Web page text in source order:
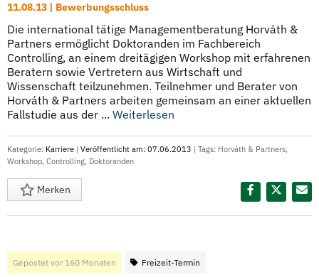
11.08.13 | Bewerbungsschluss
Die international tätige Managementberatung Horváth &
Partners ermöglicht Doktoranden im Fachbereich
Controlling, an einem dreitägigen Workshop mit erfahrenen
Beratern sowie Vertretern aus Wirtschaft und
Wissenschaft teilzunehmen. Teilnehmer und Berater von
Horváth & Partners arbeiten gemeinsam an einer aktuellen
Fallstudie aus der ... Weiterlesen
Kategorie: Karriere | Veröffentlicht am: 07.06.2013 | Tags: Horváth & Partners,
Workshop, Controlling, Doktoranden
Merken
Gepostet vor 160 Monaten Freizeit-Termin